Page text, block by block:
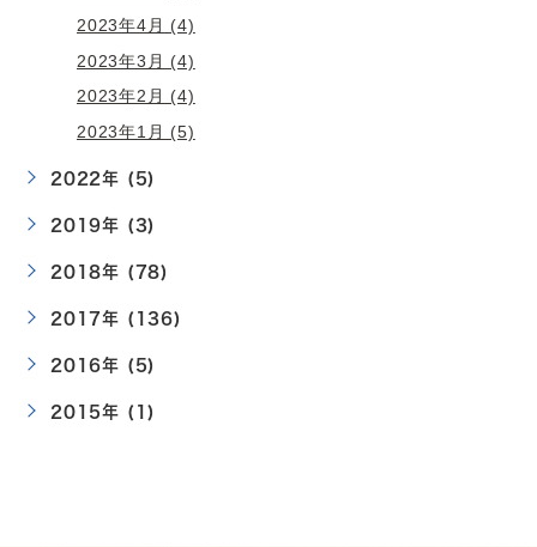
2023年4月 (4)
2023年3月 (4)
2023年2月 (4)
2023年1月 (5)
2022年 (5)
2019年 (3)
2018年 (78)
2017年 (136)
2016年 (5)
2015年 (1)